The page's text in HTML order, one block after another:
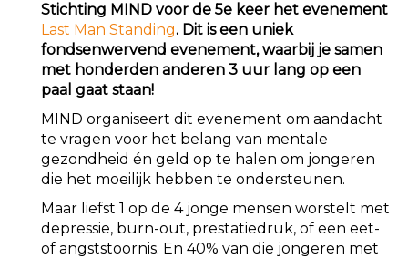
Stichting MIND voor de 5e keer het evenement
Last Man Standing. Dit is een uniek
fondsenwervend evenement, waarbij je samen
met honderden anderen 3 uur lang op een
paal gaat staan!
MIND organiseert dit evenement om aandacht
te vragen voor het belang van mentale
gezondheid én geld op te halen om jongeren
die het moeilijk hebben te ondersteunen.
Maar liefst 1 op de 4 jonge mensen worstelt met
depressie, burn-out, prestatiedruk, of een eet-
of angststoornis. En 40% van die jongeren met